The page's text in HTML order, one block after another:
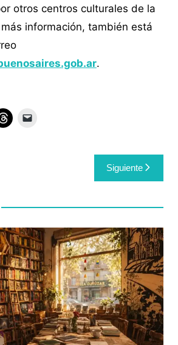
otros centros culturales de la
información, también está
.
Siguiente